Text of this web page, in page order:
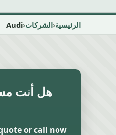
الرئيسية الشركات Audi
هل أنت
or call now